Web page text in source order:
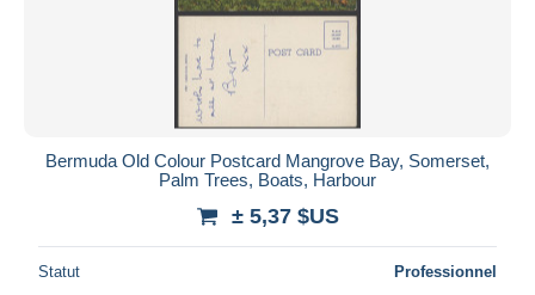
Bermuda Old Colour Postcard Mangrove Bay, Somerset,
Palm Trees, Boats, Harbour
± 5,37 $US
Statut Professionnel